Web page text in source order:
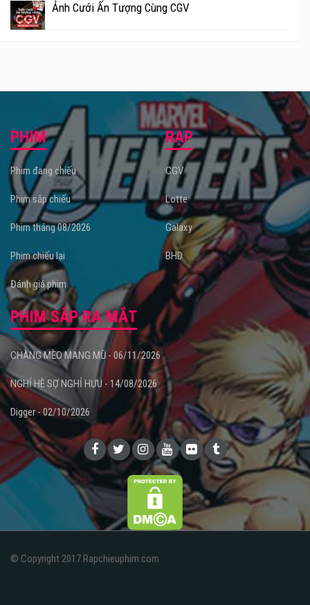
Ảnh Cưới Ấn Tượng Cùng CGV
PHIM
Phim đang chiếu
Phim sắp chiếu
Phim tháng 08/2026
Phim chiếu lại
Đánh giá phim
RẠP
CGV
Lotte
Galaxy
BHD
PHIM SẮP RA MẮT
CHÀNG MÈO MANG MŨ - 06/11/2026
NGHỈ HÈ SỢ NGHỈ HƯU - 14/08/2026
Digger - 02/10/2026
© Copyright 2017 Rapchieuphim.com